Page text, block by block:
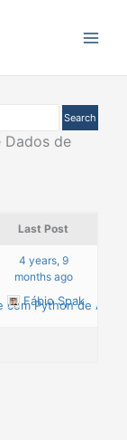
Menu
Dados de
Last Post
Python de A à Z
4 years, 9
months ago
Fábio Spak